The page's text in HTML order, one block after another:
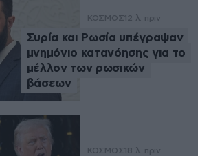
ΚΟΣΜΟΣ 12 λ. πριν
Συρία και Ρωσία υπέγραψαν
μνημόνιο κατανόησης για το
μέλλον των ρωσικών
βάσεων
ΚΟΣΜΟΣ 18 λ. πριν